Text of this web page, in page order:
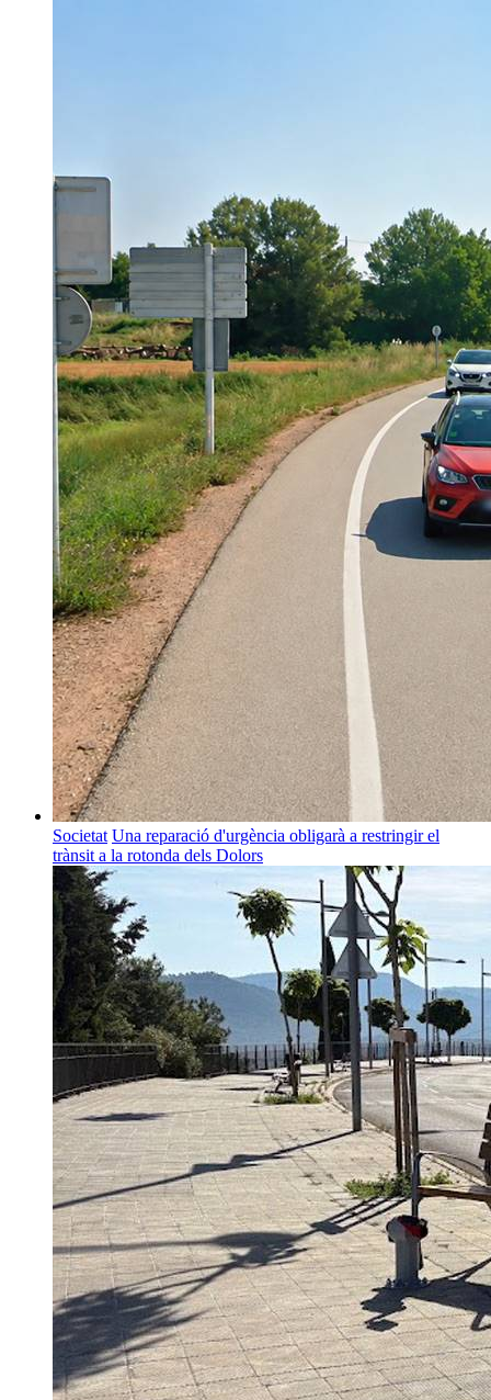
Societat Una reparació d'urgència obligarà a restringir el
trànsit a la rotonda dels Dolors